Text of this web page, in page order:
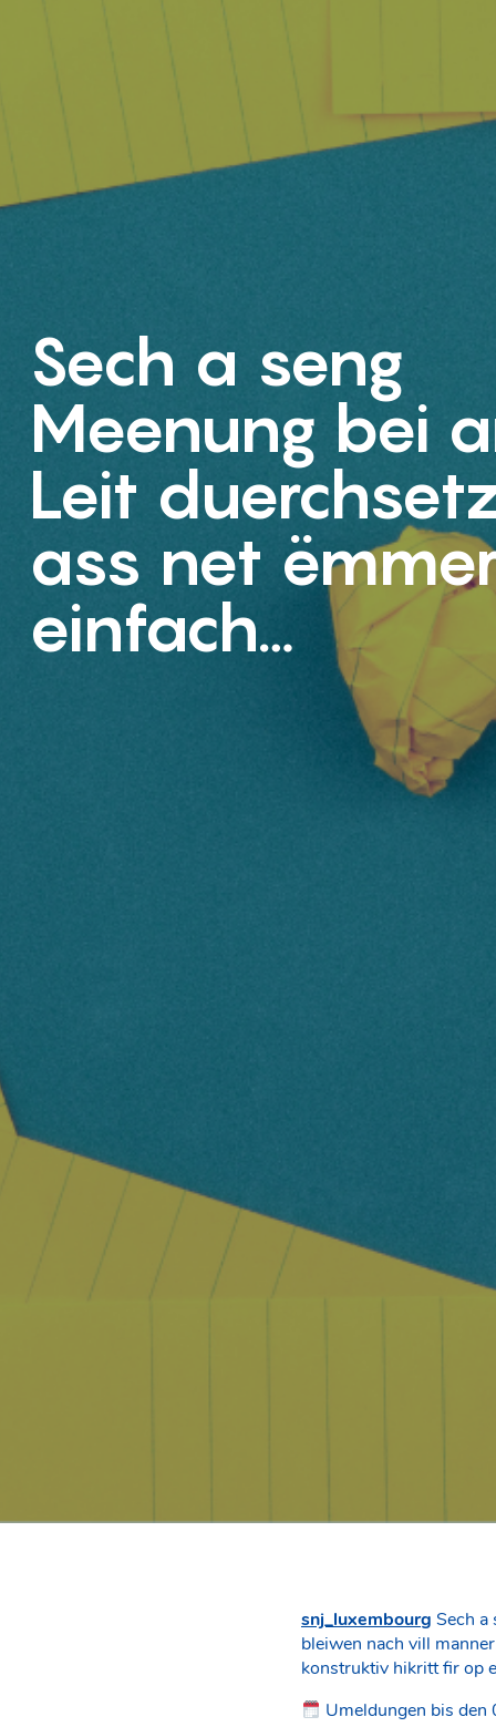
Sech a seng
Meenung bei
Leit
ass net
einfach…
snj_luxembourg Sech a
bleiwen nach vill
konstruktiv hikritt fir op
Umeldungen bis